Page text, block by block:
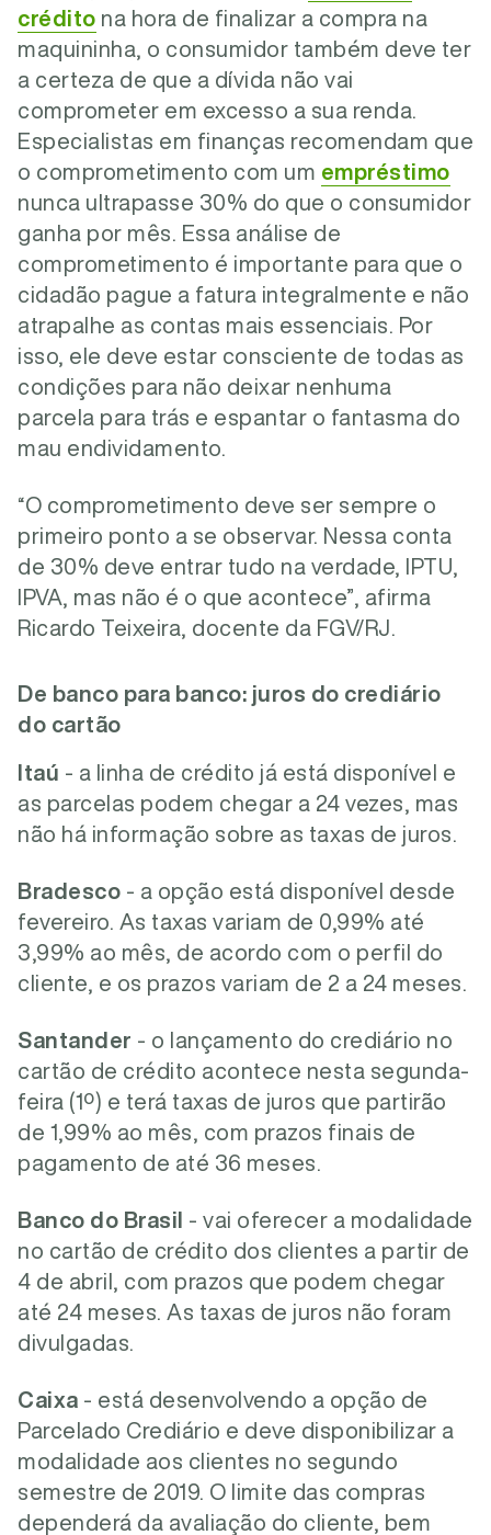
crédito na hora de finalizar a compra na
maquininha, o consumidor também deve ter
a certeza de que a dívida não vai
comprometer em excesso a sua renda.
Especialistas em finanças recomendam que
o comprometimento com um empréstimo
nunca ultrapasse 30% do que o consumidor
ganha por mês. Essa análise de
comprometimento é importante para que o
cidadão pague a fatura integralmente e não
atrapalhe as contas mais essenciais. Por
isso, ele deve estar consciente de todas as
condições para não deixar nenhuma
parcela para trás e espantar o fantasma do
mau endividamento.
“O comprometimento deve ser sempre o
primeiro ponto a se observar. Nessa conta
de 30% deve entrar tudo na verdade, IPTU,
IPVA, mas não é o que acontece”, afirma
Ricardo Teixeira, docente da FGV/RJ.
De banco para banco: juros do crediário
do cartão
Itaú - a linha de crédito já está disponível e
as parcelas podem chegar a 24 vezes, mas
não há informação sobre as taxas de juros.
Bradesco - a opção está disponível desde
fevereiro. As taxas variam de 0,99% até
3,99% ao mês, de acordo com o perfil do
cliente, e os prazos variam de 2 a 24 meses.
Santander - o lançamento do crediário no
cartão de crédito acontece nesta segunda-
feira (1º) e terá taxas de juros que partirão
de 1,99% ao mês, com prazos finais de
pagamento de até 36 meses.
Banco do Brasil - vai oferecer a modalidade
no cartão de crédito dos clientes a partir de
4 de abril, com prazos que podem chegar
até 24 meses. As taxas de juros não foram
divulgadas.
Caixa - está desenvolvendo a opção de
Parcelado Crediário e deve disponibilizar a
modalidade aos clientes no segundo
semestre de 2019. O limite das compras
dependerá da avaliação do cliente, bem